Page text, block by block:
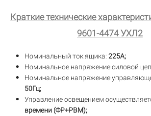
Краткие технические
9601-4474 УХЛ2
Номинальный ток ящика: 225А;
Номинальное напряжение силовой
Номинальное напряжение
50Гц;
Управление освещением
времени (ФР+РВМ);